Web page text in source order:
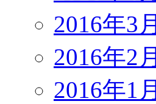
2016年3月
2016年2月
2016年1月